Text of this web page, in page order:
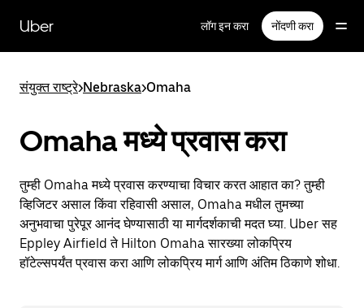
सामग्रीवरUber लॉग इन करा नोंदणी करा
संयुक्त राष्ट्रे>Nebraska>Omaha
Omaha मध्ये प्रवास करा
तुम्ही Omaha मध्ये प्रवास करण्याचा विचार करत आहात का? तुम्ही
व्हिजिटर असाल किंवा रहिवासी असाल, Omaha मधील तुमच्या
अनुभवाचा पुरेपूर आनंद घेण्यासाठी या मार्गदर्शकाची मदत घ्या. Uber सह
Eppley Airfield ते Hilton Omaha सारख्या लोकप्रिय
हॉटेल्सपर्यंत प्रवास करा आणि लोकप्रिय मार्ग आणि अंतिम ठिकाणे शोधा.